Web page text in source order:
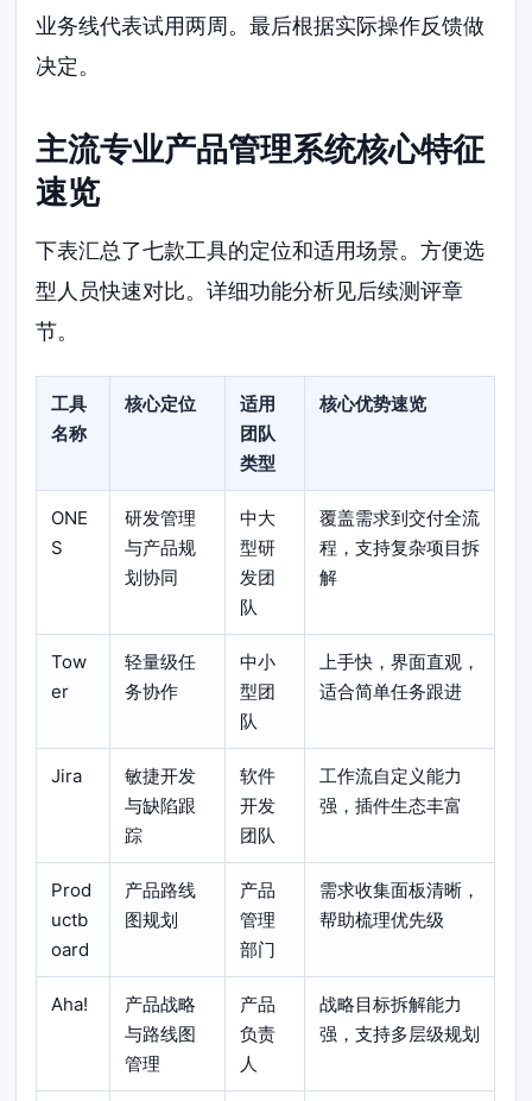
业务线代表试用两周。最后根据实际操作反馈做
决定。
主流专业产品管理系统核心特征
速览
下表汇总了七款工具的定位和适用场景。方便选
型人员快速对比。详细功能分析见后续测评章
节。
工具
名称
核心定位
适用
团队
类型
核心优势速览
ONE
S
研发管理
与产品规
划协同
中大
型研
发团
队
覆盖需求到交付全流
程，支持复杂项目拆
解
Tow
er
轻量级任
务协作
中小
型团
队
上手快，界面直观，
适合简单任务跟进
Jira
敏捷开发
与缺陷跟
踪
软件
开发
团队
工作流自定义能力
强，插件生态丰富
Prod
uctb
oard
产品路线
图规划
产品
管理
部门
需求收集面板清晰，
帮助梳理优先级
Aha!
产品战略
与路线图
管理
产品
负责
人
战略目标拆解能力
强，支持多层级规划